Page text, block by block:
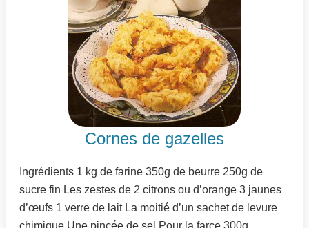
Cornes de gazelles
Ingrédients 1 kg de farine 350g de beurre 250g de
sucre fin Les zestes de 2 citrons ou d’orange 3 jaunes
d’œufs 1 verre de lait La moitié d’un sachet de levure